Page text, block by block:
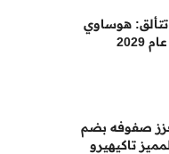
هوساوي
صفوفه بضم
تاكيهيرو